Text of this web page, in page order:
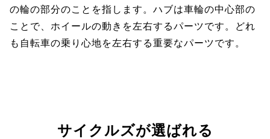
の輪の部分のことを指します。ハブは車輪の中心部の
ことで、ホイールの動きを左右するパーツです。どれ
も自転車の乗り心地を左右する重要なパーツです。
サイクルズが選ばれる